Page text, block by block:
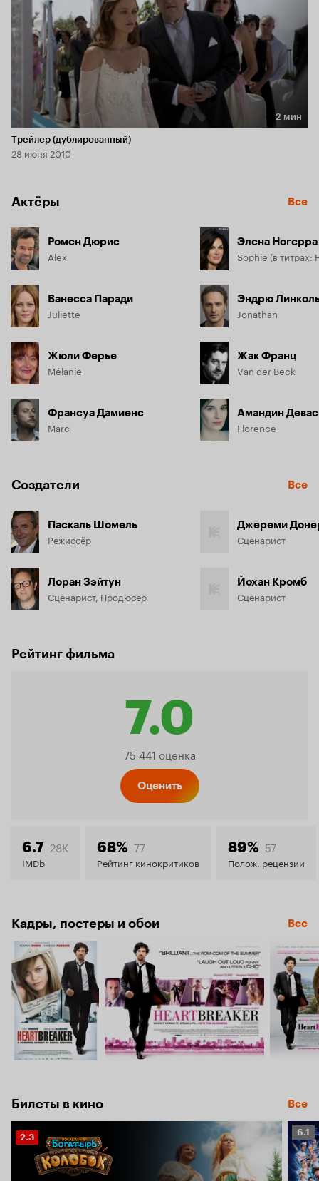
Длительность 2 мин
2 мин
Трейлер (дублированный)
28 июня 2010
Актёры Все
Ромен Дюрис
Alex
Ванесса Паради
Juliette
Жюли Ферье
Mélanie
Франсуа Дамиенс
Marc
Элена Ногерра
Эндрю
Jonathan
Жак Франц
Van der Beck
Амандин
Florence
Создатели Все
Паскаль Шомель
Режиссёр
Лоран Зэйтун
Сценарист, Продюсер
Джереми
Сценарист
Йохан Кромб
Сценарист
Рейтинг фильма
7.0
Рейтинг
7.0
75 441 оценка
Оценить
6.7 28K
IMDb
68% 77
Рейтинг кинокритиков
89% 57
Полож. рецензии
Кадры, постеры и обои Все
Билеты в кино Все
Рейтинг
Кинопоиска
2.3
6.1
6.1